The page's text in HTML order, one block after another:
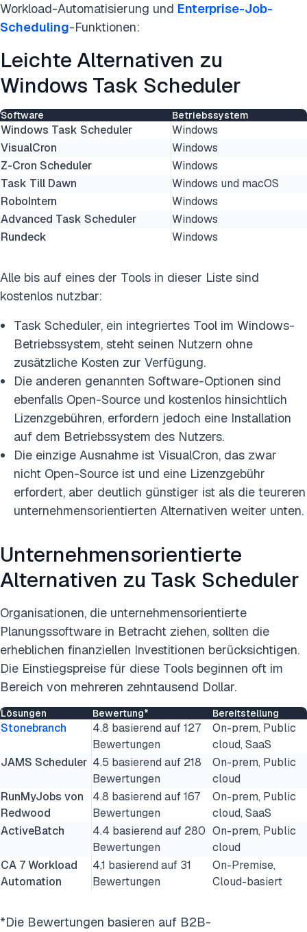
Workload-Automatisierung und Enterprise-Job-
Scheduling-Funktionen:
Leichte Alternativen zu
Windows Task Scheduler
Software Betriebssystem
Windows Task Scheduler
Windows
VisualCron
Windows
Z-Cron Scheduler
Windows
Task Till Dawn
Windows und macOS
RoboIntern
Windows
Advanced Task Scheduler
Windows
Rundeck
Windows
Alle bis auf eines der Tools in dieser Liste sind
kostenlos nutzbar:
Task Scheduler, ein integriertes Tool im Windows-
Betriebssystem, steht seinen Nutzern ohne
zusätzliche Kosten zur Verfügung.
Die anderen genannten Software-Optionen sind
ebenfalls Open-Source und kostenlos hinsichtlich
Lizenzgebühren, erfordern jedoch eine Installation
auf dem Betriebssystem des Nutzers.
Die einzige Ausnahme ist VisualCron, das zwar
nicht Open-Source ist und eine Lizenzgebühr
erfordert, aber deutlich günstiger ist als die teureren
unternehmensorientierten Alternativen weiter unten.
Unternehmensorientierte
Alternativen zu Task Scheduler
Organisationen, die unternehmensorientierte
Planungssoftware in Betracht ziehen, sollten die
erheblichen finanziellen Investitionen berücksichtigen.
Die Einstiegspreise für diese Tools beginnen oft im
Bereich von mehreren zehntausend Dollar.
Lösungen Bewertung* Bereitstellung
Stonebranch
4.8 basierend auf 127
Bewertungen
On-prem, Public
cloud, SaaS
JAMS Scheduler 4.5 basierend auf 218
Bewertungen
On-prem, Public
cloud
RunMyJobs von
Redwood
4.8 basierend auf 167
Bewertungen
On-prem, Public
cloud, SaaS
ActiveBatch
4.4 basierend auf 280
Bewertungen
On-prem, Public
cloud
CA 7 Workload
Automation
4,1 basierend auf 31
Bewertungen
On-Premise,
Cloud-basiert
*Die Bewertungen basieren auf B2B-